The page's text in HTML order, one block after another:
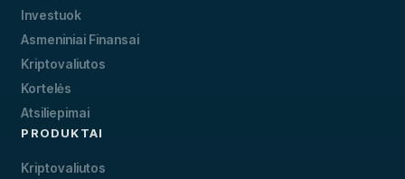
Investuok
Asmeniniai Finansai
Kriptovaliutos
Kortelės
Atsiliepimai
PRODUKTAI
Kriptovaliutos